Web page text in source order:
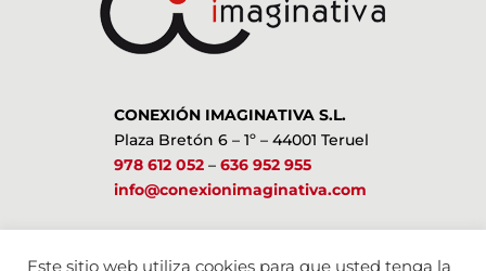
CONEXIÓN IMAGINATIVA S.L.
Plaza Bretón 6 – 1º – 44001 Teruel
978 612 052– 636 952 955
info@conexionimaginativa.com
Este sitio web utiliza cookies para que usted tenga la